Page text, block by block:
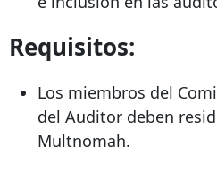
Requisitos:
Los miembros del
del Auditor deben
Multnomah.